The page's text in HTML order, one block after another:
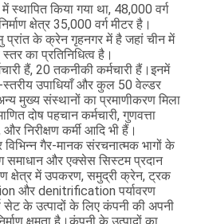
स्थापित किया गया था, 48,000 वर्ग
क्षेत्र 35,000 वर्ग मीटर है।
के क्रेन गृहनगर में है जहां चीन में
का प्रतिनिधित्व है।
हैं, 20 तकनीकी कर्मचारी हैं।इनमें
स्तरीय उपाधियाँ और कुल 50 वेल्डर
मुख्य संस्थानों का प्रमाणीकरण मिला
दोष पहचान कर्मचारी, गुणवत्ता
और निरीक्षण कर्मी आदि भी हैं।
विभिन्न गैर-मानक संरचनात्मक भागों के
समाधान और एक्सेस सिस्टम प्रदान
क्षेत्र में उपकरण, समुद्री क्रेन, ट्रक
और denitrification पर्यावरण
सेट के उत्पादों के लिए कंपनी की अपनी
क्षमता है।कंपनी के उत्पादों का